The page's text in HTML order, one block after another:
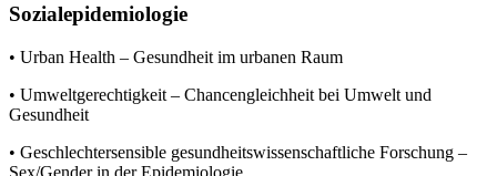
Sozialepidemiologie
• Urban Health – Gesundheit im urbanen Raum
• Umweltgerechtigkeit – Chancengleichheit bei Umwelt und
Gesundheit
• Geschlechtersensible gesundheitswissenschaftliche Forschung –
Sex/Gender in der Epidemiologie